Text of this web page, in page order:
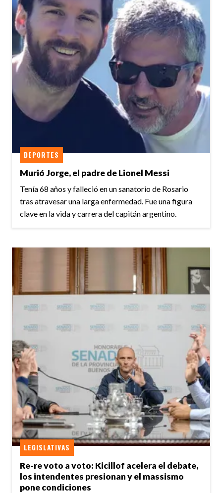
Murió Jorge, el padre de Lionel Messi
DEPORTES
Tenía 68 años y falleció en un sanatorio de Rosario
tras atravesar una larga enfermedad. Fue una figura
clave en la vida y carrera del capitán argentino.
Re-re voto a voto: Kicillof acelera el debate,
los intendentes presionan y el massismo
pone condiciones
LEGISLATIVAS